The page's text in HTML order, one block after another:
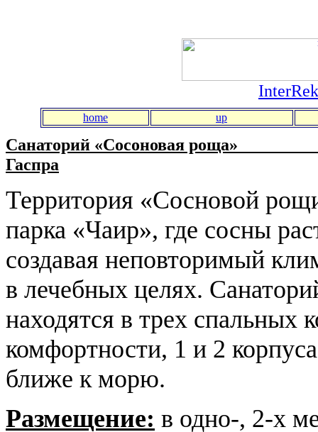
home up
Санаторий «Сосоновая роща»
Гаспра
Территория «Сосновой
парка «Чаир», где сосны
создавая неповторимый
в лечебных целях.
находятся в трех спальных
комфортности, 1 и 2
ближе к морю.
Размещение: в одно-, 2-х